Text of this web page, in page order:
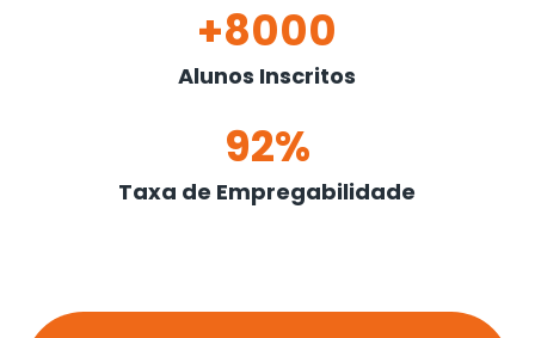
+8000
Alunos Inscritos
92%
Taxa de Empregabilidade